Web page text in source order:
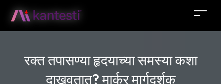
रक्त तपासण्या हृदयाच्या समस्या कशा
दाखवतात? मार्कर मार्गदर्शक